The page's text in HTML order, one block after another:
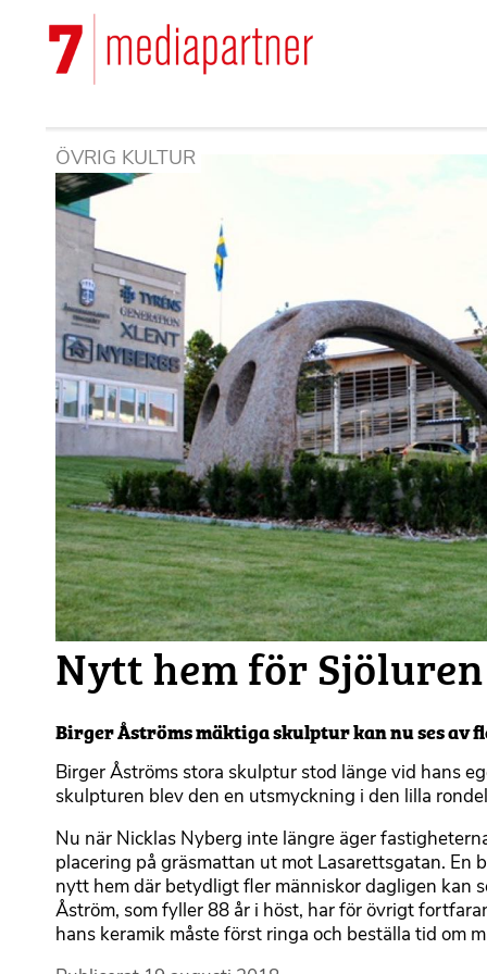
huvudinnehåll
ÖVRIG KULTUR
Nytt hem för Sjöluren
Birger Åströms mäktiga skulptur kan nu ses av
Birger Åströms stora skulptur stod länge vid hans
skulpturen blev den en utsmyckning i den lilla
Nu när Nicklas Nyberg inte längre äger
placering på gräsmattan ut mot Lasarettsgatan. En
nytt hem där betydligt fler människor dagligen kan
Åström, som fyller 88 år i höst, har för övrigt
hans keramik måste först ringa och beställa tid om